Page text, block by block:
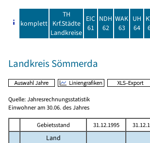
komplett
TH
Krf.Städte
Landkreise
EIC
61
NDH
62
WAK
63
UH
64
Landkreis Sömmerda
Quelle: Jahresrechnungsstatistik
Einwohner am 30.06. des Jahres
Gebietsstand 31.12.1995
Land